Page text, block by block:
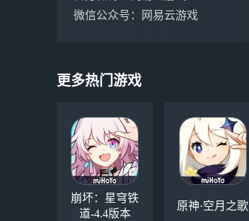
微信公众号：网易云游戏
更多热门游戏
崩坏：星穹铁
道-4.4版本
原神·空月之歌